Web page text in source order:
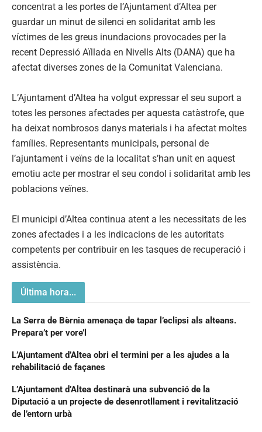
concentrat a les portes de l’Ajuntament d’Altea per
guardar un minut de silenci en solidaritat amb les
víctimes de les greus inundacions provocades per la
recent Depressió Aïllada en Nivells Alts (DANA) que ha
afectat diverses zones de la Comunitat Valenciana.
L’Ajuntament d’Altea ha volgut expressar el seu suport a
totes les persones afectades per aquesta catàstrofe, que
ha deixat nombrosos danys materials i ha afectat moltes
famílies. Representants municipals, personal de
l’ajuntament i veïns de la localitat s’han unit en aquest
emotiu acte per mostrar el seu condol i solidaritat amb les
poblacions veïnes.
El municipi d’Altea continua atent a les necessitats de les
zones afectades i a les indicacions de les autoritats
competents per contribuir en les tasques de recuperació i
assistència.
Última hora...
La Serra de Bèrnia amenaça de tapar l’eclipsi als alteans.
Prepara’t per vore’l
L’Ajuntament d’Altea obri el termini per a les ajudes a la
rehabilitació de façanes
L’Ajuntament d’Altea destinarà una subvenció de la
Diputació a un projecte de desenrotllament i revitalització
de l’entorn urbà